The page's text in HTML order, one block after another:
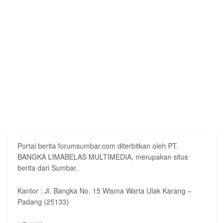
Portal berita forumsumbar.com diterbitkan oleh PT.
BANGKA LIMABELAS MULTIMEDIA, merupakan situs
berita dari Sumbar.
Kantor : Jl. Bangka No. 15 Wisma Warta Ulak Karang –
Padang (25133)